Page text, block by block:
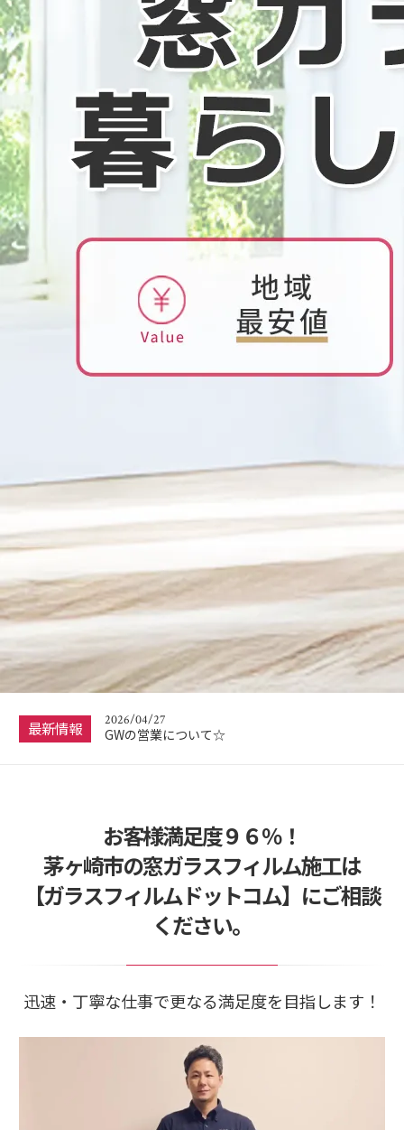
最新情報
2025/12/03
くらしのマーケットアワード2025に入賞しまし
た！！
2026/07/10
☆夏季休暇について☆
2026/04/27
GWの営業について☆
2025/12/03
くらしのマーケットアワード2025に入賞しまし
た！！
2026/07/10
☆夏季休暇について☆
お客様満足度９６％！
茅ヶ崎市の窓ガラスフィルム施工は
【ガラスフィルムドットコム】にご相談
ください。
迅速・丁寧な仕事で更なる満足度を目指します！